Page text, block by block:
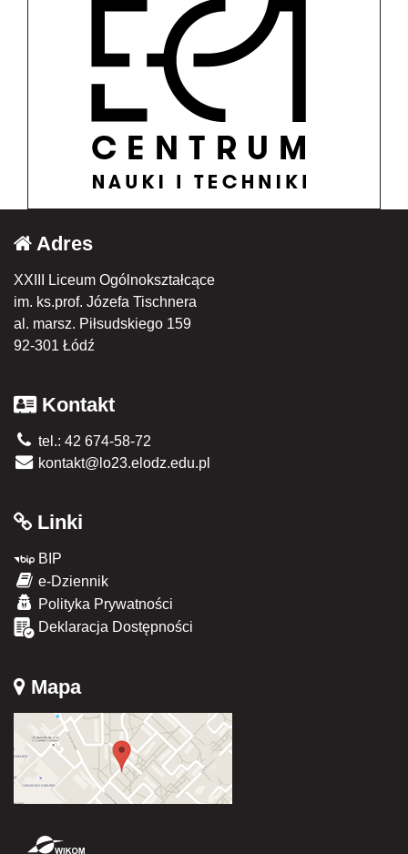
Adres
XXIII Liceum Ogólnokształcące
im. ks.prof. Józefa Tischnera
al. marsz. Piłsudskiego 159
92-301 Łódź
Kontakt
tel.: 42 674-58-72
kontakt@lo23.elodz.edu.pl
Linki
BIP
e-Dziennik
Polityka Prywatności
Deklaracja Dostępności
Mapa